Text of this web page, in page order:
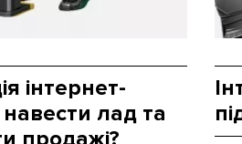
інтернет-
лад та
продажі?